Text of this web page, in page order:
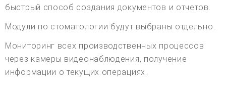
быстрый способ создания документов и отчетов.
Модули по стоматологии будут выбраны отдельно.
Мониторинг всех производственных процессов
через камеры видеонаблюдения, получение
информации о текущих операциях.